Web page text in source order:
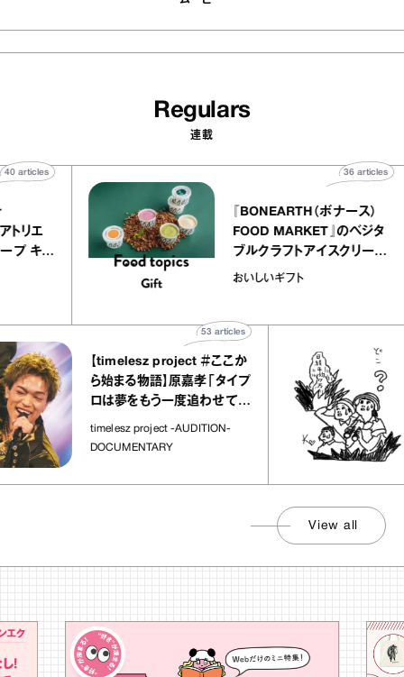
Regulars
連載
ー アトリエ
クレープ キャ
40articles
『BONEARTH（ボナース
FOOD MARKET』のベ
ブルクラフトアイスクリ
｜真野知子の「おいしい
おいしいギフト
36
【timelesz project ＃ここか
ら始まる物語】原嘉孝「タイプ
ロは夢をもう一度追わせてく
れた場所」
timelesz project -AUDITION-
DOCUMENTARY
articles
View all